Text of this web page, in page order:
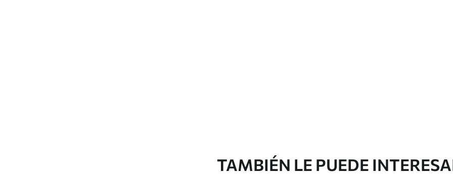
TAMBIÉN LE PUEDE